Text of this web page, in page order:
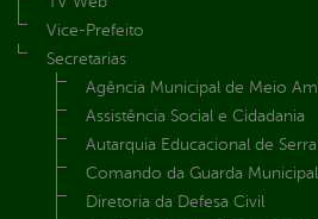
Vice-Prefeito
Secretarias
Agência Municipal de Meio
Assistência Social e Cidadania
Autarquia Educacional de
Comando da Guarda
Diretoria da Defesa Civil